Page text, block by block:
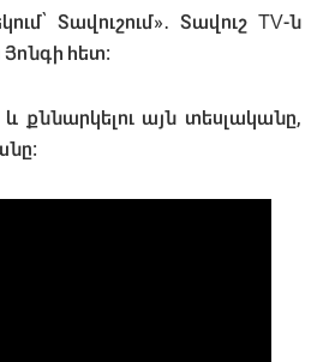
Տավուշում»․ Տավուշ TV-ն
հետ։
քննարկելու այն տեսլականը,